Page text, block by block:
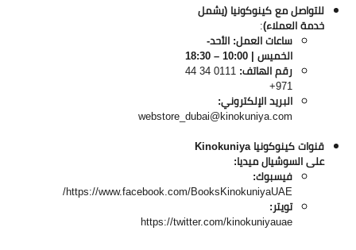
للتواصل مع كينوكونيا (يشمل
خدمة العملاء):
ساعات العمل: الأحد-
الخميس | 10:00 – 18:30
رقم الهاتف: 0111 34 44
971+
البريد الإلكتروني:
webstore_dubai@kinokuniya.com
قنوات كينوكونيا Kinokuniya
على السوشيال ميديا:
فيسبوك:
https://www.facebook.com/BooksKinokuniyaUAE/
تويتر:
https://twitter.com/kinokuniyauae